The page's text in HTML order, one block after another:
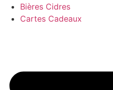
Bières Cidres
Cartes Cadeaux